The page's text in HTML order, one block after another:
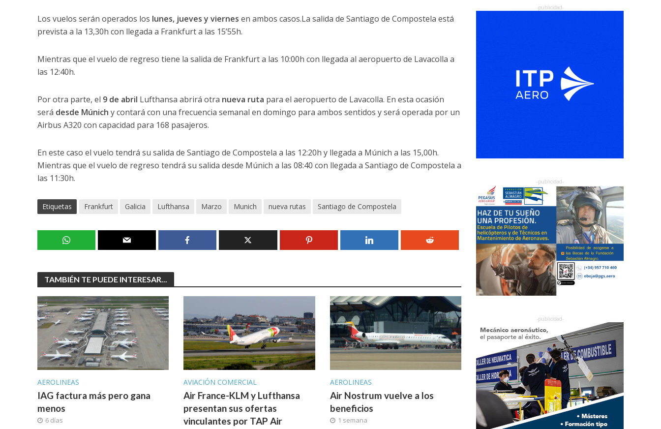
Los vuelos serán operados los lunes, jueves y viernes en ambos casos.La salida de Santiago de Compostela está
prevista a la 13,30h con llegada a Frankfurt a las 15’55h.
Mientras que el vuelo de regreso tiene la salida de Frankfurt a las 10:00h con llegada al aeropuerto de Lavacolla a
las 12:40h.
Por otra parte, el 9 de abril Lufthansa abrirá otra nueva ruta para el aeropuerto de Lavacolla. En esta ocasión
será desde Múnich y contará con una frecuencia semanal en domingo para ambos sentidos y será operada por un
Airbus A320 con capacidad para 168 pasajeros.
En este caso el vuelo tendrá su salida de Santiago de Compostela a las 12:20h y llegada a Múnich a las 15,00h.
Mientras que el vuelo de regreso tendrá su salida desde Múnich a las 08:40 con llegada a Santiago de Compostela a
las 11:30h.
Etiquetas Frankfurt Galicia Lufthansa Marzo Munich nueva rutas Santiago de Compostela
TAMBIÉN TE PUEDE INTERESAR...
AEROLINEAS
IAG factura más pero gana
menos
6 días
AVIACIÓN COMERCIAL
Air France-KLM y Lufthansa
presentan sus ofertas
vinculantes por TAP Air
AEROLINEAS
Air Nostrum vuelve a los
beneficios
1 semana